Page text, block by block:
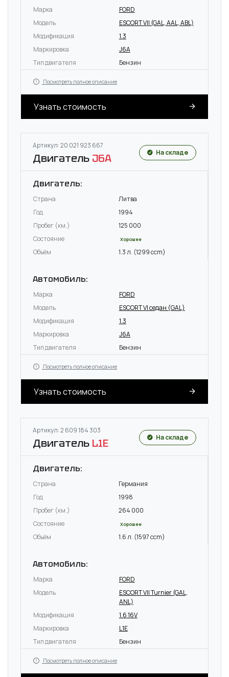
Марка
FORD
Модель
ESCORT VII (GAL, AAL, ABL)
Модификация
1.3
Маркировка
J6A
Тип двигателя
Бензин
Посмотреть полное описание
Узнать стоимость
Артикул: 20 021 923 667
Двигатель J6A На складе
Двигатель:
Страна
Литва
Год
1994
Пробег (км.)
125 000
Состояние
Хорошее
Объём 1.3 л. (1299 ccm)
Автомобиль:
Марка
FORD
Модель
ESCORT VI седан (GAL)
Модификация
1.3
Маркировка
J6A
Тип двигателя
Бензин
Посмотреть полное описание
Узнать стоимость
Артикул: 2 609 184 303
Двигатель L1E На складе
Двигатель:
Страна
Германия
Год
1998
Пробег (км.)
264 000
Состояние
Хорошее
Объём 1.6 л. (1597 ccm)
Автомобиль:
Марка
FORD
Модель
ESCORT VII Turnier (GAL,
ANL)
Модификация
1.6 16V
Маркировка
L1E
Тип двигателя
Бензин
Посмотреть полное описание